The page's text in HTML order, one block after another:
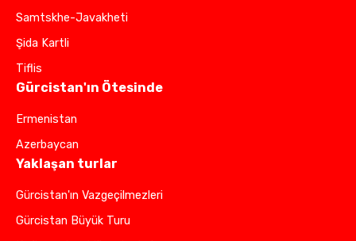
Samtskhe-Javakheti
Şida Kartli
Tiflis
Gürcistan'ın Ötesinde
Ermenistan
Azerbaycan
Yaklaşan turlar
Gürcistan'ın Vazgeçilmezleri
Gürcistan Büyük Turu